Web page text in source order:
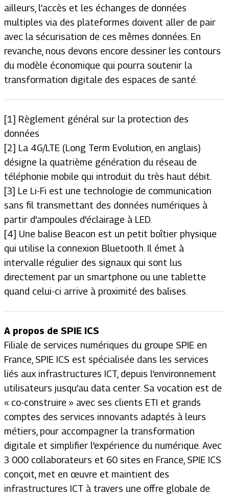
ailleurs, l’accès et les échanges de données
multiples via des plateformes doivent aller de pair
avec la sécurisation de ces mêmes données. En
revanche, nous devons encore dessiner les contours
du modèle économique qui pourra soutenir la
transformation digitale des espaces de santé.
[1] Règlement général sur la protection des
données
[2] La 4G/LTE (Long Term Evolution, en anglais)
désigne la quatrième génération du réseau de
téléphonie mobile qui introduit du très haut débit.
[3] Le Li-Fi est une technologie de communication
sans fil transmettant des données numériques à
partir d'ampoules d'éclairage à LED.
[4] Une balise Beacon est un petit boîtier physique
qui utilise la connexion Bluetooth. Il émet à
intervalle régulier des signaux qui sont lus
directement par un smartphone ou une tablette
quand celui-ci arrive à proximité des balises.
A propos de SPIE ICS
Filiale de services numériques du groupe SPIE en
France, SPIE ICS est spécialisée dans les services
liés aux infrastructures ICT, depuis l’environnement
utilisateurs jusqu’au data center. Sa vocation est de
« co-construire » avec ses clients ETI et grands
comptes des services innovants adaptés à leurs
métiers, pour accompagner la transformation
digitale et simplifier l’expérience du numérique. Avec
3 000 collaborateurs et 60 sites en France, SPIE ICS
conçoit, met en œuvre et maintient des
infrastructures ICT à travers une offre globale de